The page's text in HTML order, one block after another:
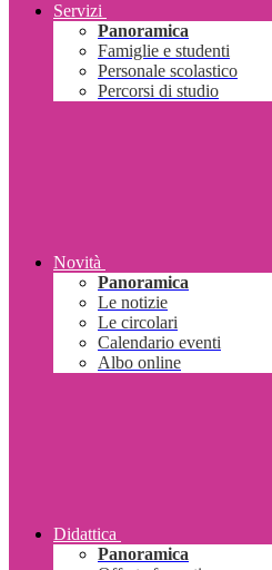
Servizi
Panoramica
Famiglie e studenti
Personale scolastico
Percorsi di studio
Novità
Panoramica
Le notizie
Le circolari
Calendario eventi
Albo online
Didattica
Panoramica